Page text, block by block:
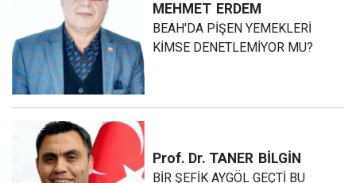
MEHMET ERDEM
BEAH'DA PİŞEN YEMEKLERİ
KİMSE DENETLEMİYOR MU?
Prof. Dr. TANER BİLGİN
BİR ŞEFİK AYGÖL GEÇTİ BU